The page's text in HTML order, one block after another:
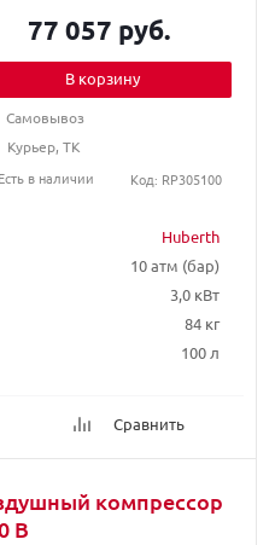
Huberth
10 атм (бар)
3,0 кВт
84 кг
100 л
Сравнить
77 057 руб.
В корзину
Самовывоз
Курьер, ТК
Есть в наличии
Код: RP305100
компрессор
В